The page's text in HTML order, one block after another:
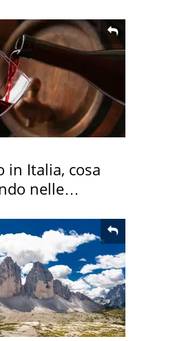
in Italia, cosa
nelle